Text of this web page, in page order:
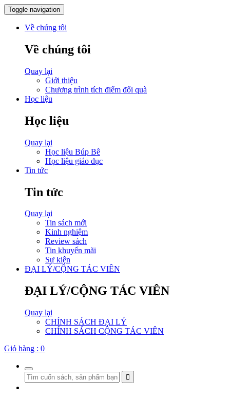
Toggle navigation
Về chúng tôi
Về chúng tôi
Quay lại
Giới thiệu
Chương trình tích điểm đổi quà
Học liệu
Học liệu
Quay lại
Học liệu Búp Bê
Học liệu giáo dục
Tin tức
Tin tức
Quay lại
Tin sách mới
Kinh nghiệm
Review sách
Tin khuyến mãi
Sự kiện
ĐẠI LÝ/CỘNG TÁC VIÊN
ĐẠI LÝ/CỘNG TÁC VIÊN
Quay lại
CHÍNH SÁCH ĐẠI LÝ
CHÍNH SÁCH CỘNG TÁC VIÊN
Giỏ hàng : 0